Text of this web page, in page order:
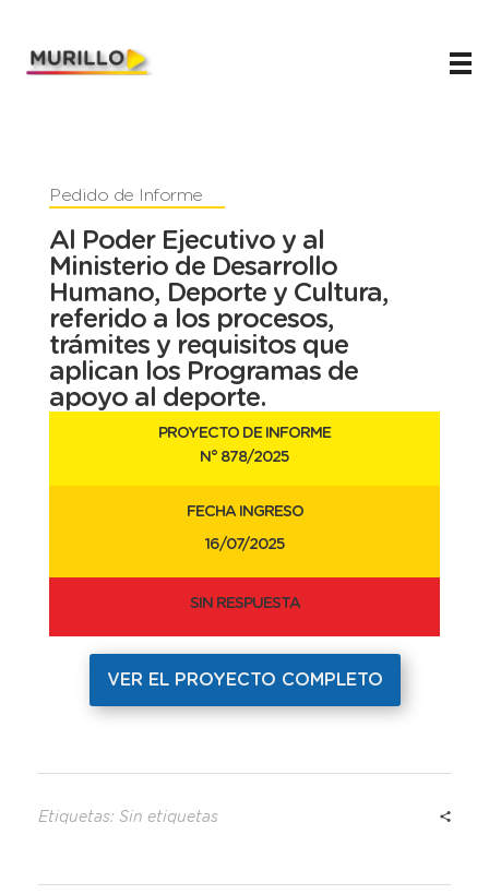
Pedido de Informe
Al Poder Ejecutivo y al
Ministerio de Desarrollo
Humano, Deporte y Cultura,
referido a los procesos,
trámites y requisitos que
aplican los Programas de
apoyo al deporte.
PROYECTO DE INFORME
N° 878/2025
FECHA INGRESO
16/07/2025
SIN RESPUESTA
VER EL PROYECTO COMPLETO
Etiquetas: Sin etiquetas